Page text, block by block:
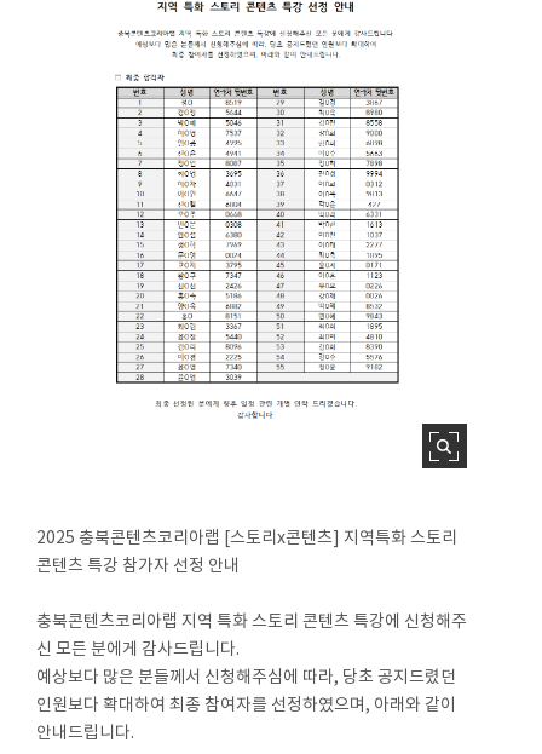
2025 충북콘텐츠코리아랩 [스토리x콘텐츠] 지역특화 스토리
콘텐츠 특강 참가자 선정 안내
충북콘텐츠코리아랩 지역 특화 스토리 콘텐츠 특강에 신청해주
신 모든 분에게 감사드립니다.
예상보다 많은 분들께서 신청해주심에 따라, 당초 공지드렸던
인원보다 확대하여 최종 참여자를 선정하였으며, 아래와 같이
안내드립니다.